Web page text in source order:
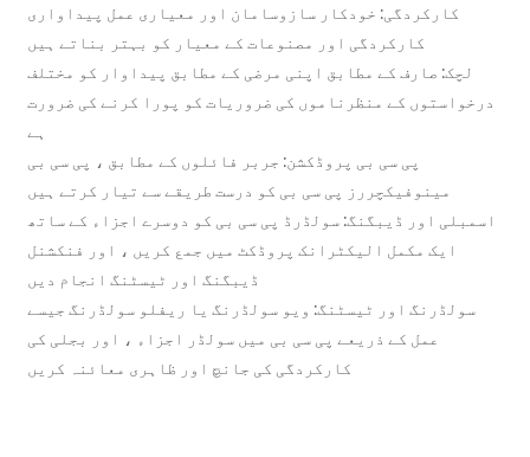
کارکردگی: خودکار سازوسامان اور معیاری عمل پیداواری
کارکردگی اور مصنوعات کے معیار کو بہتر بناتے ہیں
صارف کے مطابق اپنی مرضی کے مطابق پیداوار کو مختلف
کے منظرناموں کی ضروریات کو پورا کرنے کی ضرورت
پی سی بی پروڈکشن: جربر فائلوں کے مطابق ، پی سی بی
مینوفیکچررز پی سی بی کو درست طریقے سے تیار کرتے ہیں
اور ڈیبگنگ: سولڈرڈ پی سی بی کو دوسرے اجزاء کے ساتھ
ایک مکمل الیکٹرانک پروڈکٹ میں جمع کریں ، اور فنکشنل
ڈیبگنگ اور ٹیسٹنگ انجام دیں
اور ٹیسٹنگ: ویو سولڈرنگ یا ریفلو سولڈرنگ جیسے
عمل کے ذریعے پی سی بی میں سولڈر اجزاء ، اور بجلی کی
کارکردگی کی جانچ اور ظاہری معائنہ کریں